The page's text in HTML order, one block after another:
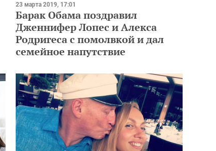
23 марта 2019, 17:01
Барак Обама поздравил
Дженнифер Лопес и Алекса
Родригеса с помолвкой и дал
семейное напутствие